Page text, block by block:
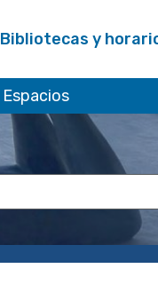
Bibliotecas y
Espacios